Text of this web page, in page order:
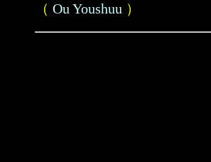
（ Ou Youshuu ）